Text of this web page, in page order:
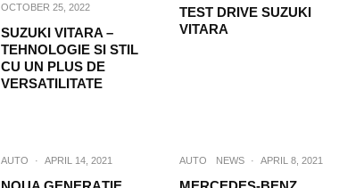
OCTOBER 25, 2022
SUZUKI VITARA –
TEHNOLOGIE SI STIL
CU UN PLUS DE
VERSATILITATE
TEST DRIVE SUZUKI
VITARA
AUTO · APRIL 14, 2021 AUTO NEWS · APRIL 8, 2021